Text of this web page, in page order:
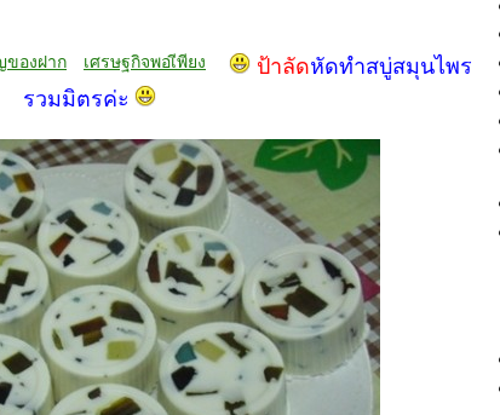
องฝาก เศรษฐกิจพอเีพียง ป้าลัดหัดทำสบู่สมุนไพร
รวมมิตรค่ะ